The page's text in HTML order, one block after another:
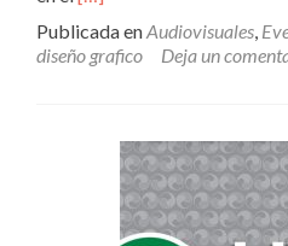
la
identidad
Copa
Argentina
Publicada enAudiovisuales,
diseño grafico
Deja un